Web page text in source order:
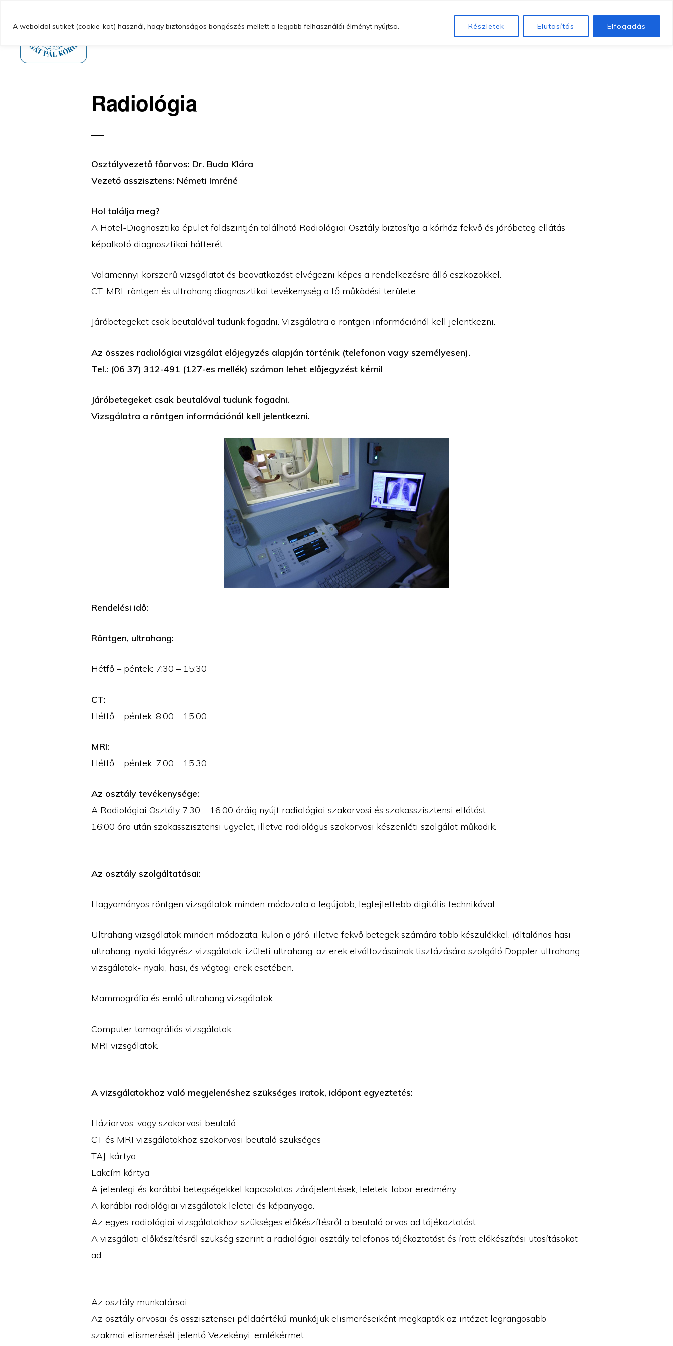
A weboldal sütiket (cookie-kat) használ, hogy biztonságos böngészés mellett a legjobb felhasználói élményt nyújtsa. Részletek Elutasítás Elfogadás
navigációhoz
content
Radiológia
Osztályvezető főorvos: Dr. Buda Klára
Vezető asszisztens: Németi Imréné
Hol találja meg?
A Hotel-Diagnosztika épület földszintjén található Radiológiai Osztály biztosítja a kórház fekvő és járóbeteg ellátás
képalkotó diagnosztikai hátterét.
Valamennyi korszerű vizsgálatot és beavatkozást elvégezni képes a rendelkezésre álló eszközökkel.
CT, MRI, röntgen és ultrahang diagnosztikai tevékenység a fő működési területe.
Járóbetegeket csak beutalóval tudunk fogadni. Vizsgálatra a röntgen információnál kell jelentkezni.
Az összes radiológiai vizsgálat előjegyzés alapján történik (telefonon vagy személyesen).
Tel.: (06 37) 312-491 (127-es mellék) számon lehet előjegyzést kérni!
Járóbetegeket csak beutalóval tudunk fogadni.
Vizsgálatra a röntgen információnál kell jelentkezni.
Rendelési idő:
Röntgen, ultrahang:
Hétfő – péntek: 7:30 – 15:30
CT:
Hétfő – péntek: 8:00 – 15:00
MRI:
Hétfő – péntek: 7:00 – 15:30
Az osztály tevékenysége:
A Radiológiai Osztály 7:30 – 16:00 óráig nyújt radiológiai szakorvosi és szakasszisztensi ellátást.
16:00 óra után szakasszisztensi ügyelet, illetve radiológus szakorvosi készenléti szolgálat működik.
Az osztály szolgáltatásai:
Hagyományos röntgen vizsgálatok minden módozata a legújabb, legfejlettebb digitális technikával.
Ultrahang vizsgálatok minden módozata, külön a járó, illetve fekvő betegek számára több készülékkel. (általános hasi
ultrahang, nyaki lágyrész vizsgálatok, izületi ultrahang, az erek elváltozásainak tisztázására szolgáló Doppler ultrahang
vizsgálatok- nyaki, hasi, és végtagi erek esetében.
Mammográfia és emlő ultrahang vizsgálatok.
Computer tomográfiás vizsgálatok.
MRI vizsgálatok.
A vizsgálatokhoz való megjelenéshez szükséges iratok, időpont egyeztetés:
Háziorvos, vagy szakorvosi beutaló
CT és MRI vizsgálatokhoz szakorvosi beutaló szükséges
TAJ-kártya
Lakcím kártya
A jelenlegi és korábbi betegségekkel kapcsolatos zárójelentések, leletek, labor eredmény.
A korábbi radiológiai vizsgálatok leletei és képanyaga.
Az egyes radiológiai vizsgálatokhoz szükséges előkészítésről a beutaló orvos ad tájékoztatást
A vizsgálati előkészítésről szükség szerint a radiológiai osztály telefonos tájékoztatást és írott előkészítési utasításokat
ad.
Az osztály munkatársai:
Az osztály orvosai és asszisztensei példaértékű munkájuk elismeréseiként megkapták az intézet legrangosabb
szakmai elismerését jelentő Vezekényi-emlékérmet.